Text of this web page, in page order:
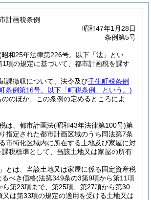
計画税条例
昭和47年1月28日
条例第5号
昭和25年法律第226号。以下「法」とい
1項の規定に基づいて、都市計画税を課す
課徴収について、法令及び壬生町税条例
条例第16号。以下「町税条例」という。)
のほか、この条例の定めるところによ
は、都市計画法(昭和43年法律第100号)第
指定された都市計画区域のうち同法第7条
市街化区域内に所在する土地及び家屋に対
課税標準として、当該土地又は家屋の所有
とは、当該土地又は家屋に係る固定資産税
るべき価格(法第349条の3第9項から第11項
ら第23項まで、第25項、第27項から第30
又は第33項の規定の適用を受ける土地又は